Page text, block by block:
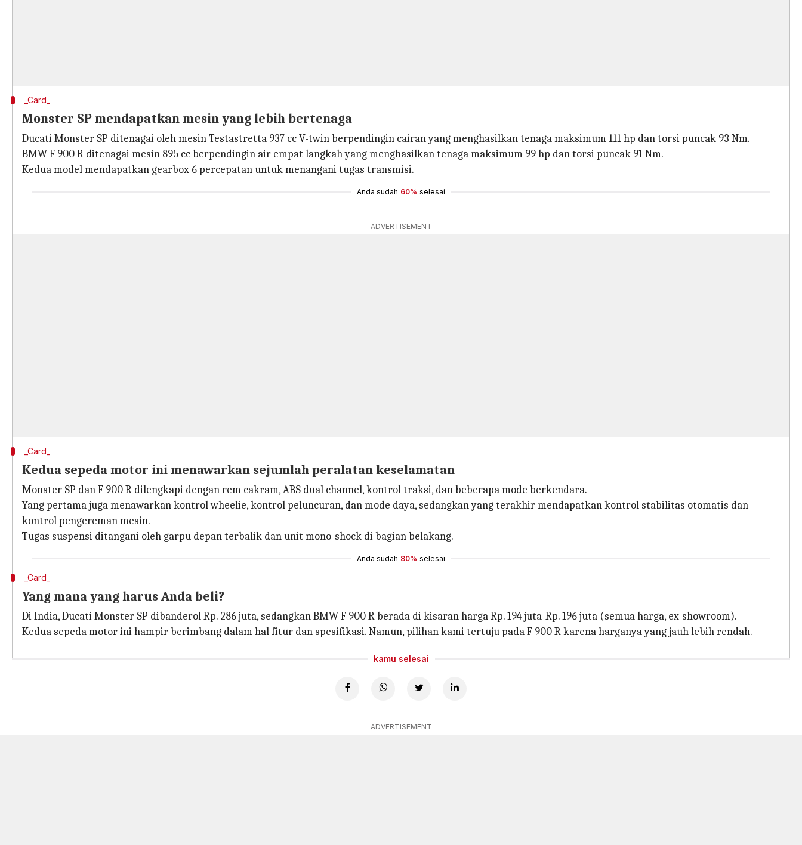
_Card_
Monster SP mendapatkan mesin yang lebih bertenaga
Ducati Monster SP ditenagai oleh mesin Testastretta 937 cc V-twin berpendingin cairan yang menghasilkan tenaga maksimum 111 hp dan torsi puncak 93 Nm.
BMW F 900 R ditenagai mesin 895 cc berpendingin air empat langkah yang menghasilkan tenaga maksimum 99 hp dan torsi puncak 91 Nm.
Kedua model mendapatkan gearbox 6 percepatan untuk menangani tugas transmisi.
Anda sudah 60% selesai
ADVERTISEMENT
_Card_
Kedua sepeda motor ini menawarkan sejumlah peralatan keselamatan
Monster SP dan F 900 R dilengkapi dengan rem cakram, ABS dual channel, kontrol traksi, dan beberapa mode berkendara.
Yang pertama juga menawarkan kontrol wheelie, kontrol peluncuran, dan mode daya, sedangkan yang terakhir mendapatkan kontrol stabilitas otomatis dan
kontrol pengereman mesin.
Tugas suspensi ditangani oleh garpu depan terbalik dan unit mono-shock di bagian belakang.
Anda sudah 80% selesai
_Card_
Yang mana yang harus Anda beli?
Di India, Ducati Monster SP dibanderol Rp. 286 juta, sedangkan BMW F 900 R berada di kisaran harga Rp. 194 juta-Rp. 196 juta (semua harga, ex-showroom).
Kedua sepeda motor ini hampir berimbang dalam hal fitur dan spesifikasi. Namun, pilihan kami tertuju pada F 900 R karena harganya yang jauh lebih rendah.
kamu selesai
ADVERTISEMENT